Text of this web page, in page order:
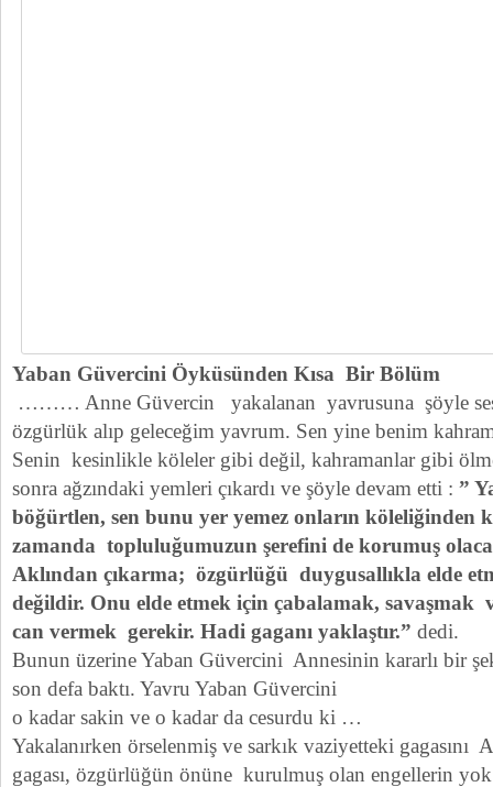
Yaban Güvercini Öyküsünden Kısa Bir Bölüm
……… Anne Güvercin yakalanan yavrusuna şöyle
özgürlük alıp geleceğim yavrum. Sen yine benim
Senin kesinlikle köleler gibi değil, kahramanlar gibi
sonra ağzındaki yemleri çıkardı ve şöyle devam etti : ”
böğürtlen, sen bunu yer yemez onların köleliğinden
zamanda topluluğumuzun şerefini de korumuş
Aklından çıkarma; özgürlüğü duygusallıkla elde
değildir. Onu elde etmek için çabalamak,
can vermek gerekir. Hadi gaganı yaklaştır.” dedi.
Bunun üzerine Yaban Güvercini Annesinin kararlı bir
son defa baktı. Yavru Yaban Güvercini
o kadar sakin ve o kadar da cesurdu ki …
Yakalanırken örselenmiş ve sarkık vaziyetteki gagasını
gagası, özgürlüğün önüne kurulmuş olan engellerin